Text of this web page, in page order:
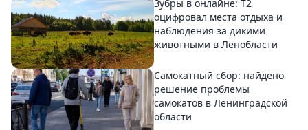
Зубры в онлайне: Т2
оцифровал места отдыха и
наблюдения за дикими
животными в Ленобласти
Самокатный сбор: найдено
решение проблемы
самокатов в Ленинградской
области